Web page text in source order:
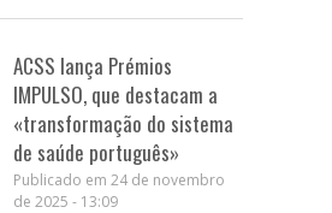
ACSS lança Prémios
IMPULSO, que destacam a
«transformação do sistema
de saúde português»
Publicado em 24 de novembro
de 2025 - 13:09